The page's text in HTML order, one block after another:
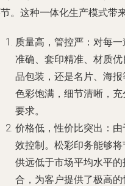
。这种一体化生产模式带
质量高，管控严 ：对每
准确、套印精准、材质
品包装，还是名片、海
色彩饱满，细节清晰，
要求。
价格低，性价比突出 ：
效控制。松彩印务能够
供远低于市场平均水平的
合，为客户提供了极高